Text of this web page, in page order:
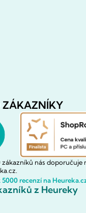
ZÁKAZNÍKY
zákazníků nás doporučuje
recenzí na
z Heureky